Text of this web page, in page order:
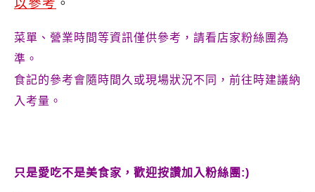
菜單、營業時間等資訊僅供參考，請看店家粉絲團為
準。
食記的參考會隨時間久或現場狀況不同，前往時建議納
入考量。
只是愛吃不是美食家，歡迎按讚加入粉絲團:)